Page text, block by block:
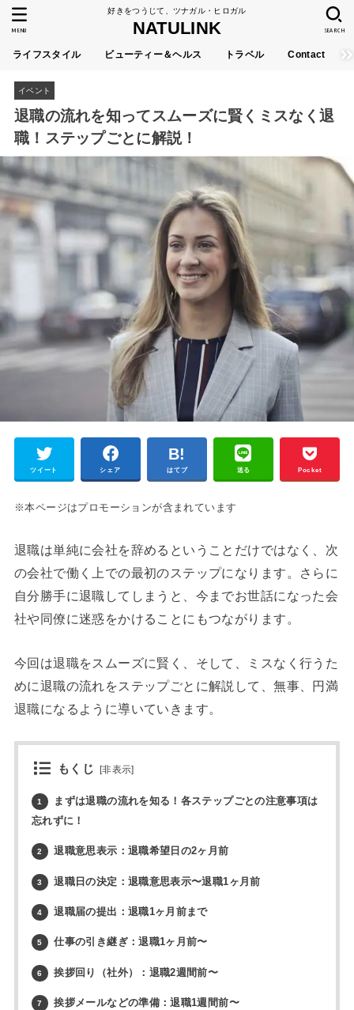
好きをつうじて、ツナガル・ヒロガル
NATULINK
ライフスタイル ビューティー＆ヘルス トラベル Contact
SEARCH
MENU
イベント
退職の流れを知ってスムーズに賢くミスなく退
職！ステップごとに解説！
ツイート シェア はてブ 送る Pocket
※本ページはプロモーションが含まれています
退職は単純に会社を辞めるということだけではなく、次
の会社で働く上での最初のステップになります。さらに
自分勝手に退職してしまうと、今までお世話になった会
社や同僚に迷惑をかけることにもつながります。
今回は退職をスムーズに賢く、そして、ミスなく行うた
めに退職の流れをステップごとに解説して、無事、円満
退職になるように導いていきます。
もくじ [非表示]
1
まずは退職の流れを知る！各ステップごとの注意事項は
忘れずに！
2 退職意思表示：退職希望日の2ヶ月前
3 退職日の決定：退職意思表示〜退職1ヶ月前
4 退職届の提出：退職1ヶ月前まで
5 仕事の引き継ぎ：退職1ヶ月前〜
6 挨拶回り（社外）：退職2週間前〜
7 挨拶メールなどの準備：退職1週間前〜